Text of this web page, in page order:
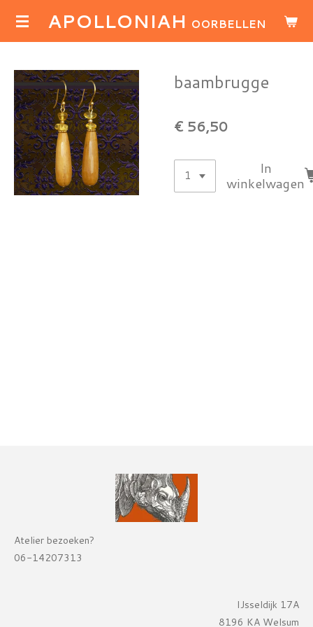
Ga
de
hoofdinhoud
APOLLONIAH OORBELLEN
baambrugge
€ 56,50
In
winkelwagen
Atelier bezoeken?
06-14207313
IJsseldijk 17A
8196 KA Welsum